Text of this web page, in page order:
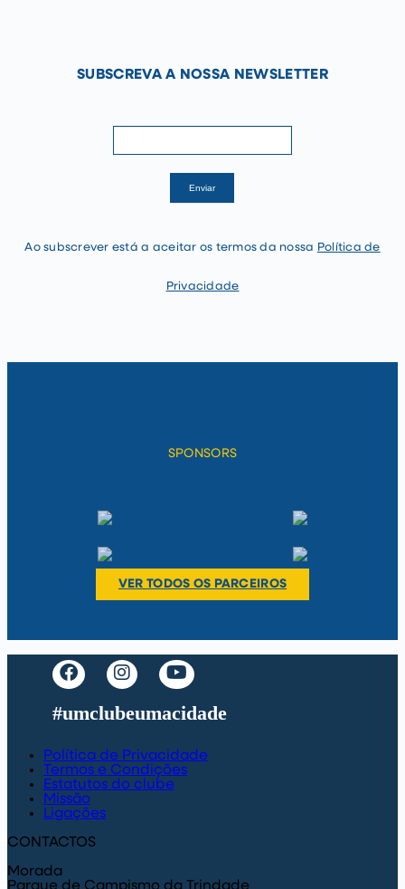
SUBSCREVA A NOSSA NEWSLETTER
leave
this
Enviar
Ao subscrever está a aceitar os termos da nossa Política de
Privacidade
SPONSORS
VER TODOS OS PARCEIROS
#umclubeumacidade
Política de Privacidade
Termos e Condições
Estatutos do clube
Missão
Ligações
CONTACTOS
Morada
Parque de Campismo da Trindade